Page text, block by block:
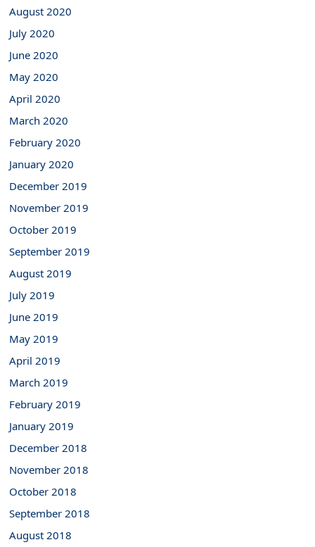
August 2020
July 2020
June 2020
May 2020
April 2020
March 2020
February 2020
January 2020
December 2019
November 2019
October 2019
September 2019
August 2019
July 2019
June 2019
May 2019
April 2019
March 2019
February 2019
January 2019
December 2018
November 2018
October 2018
September 2018
August 2018